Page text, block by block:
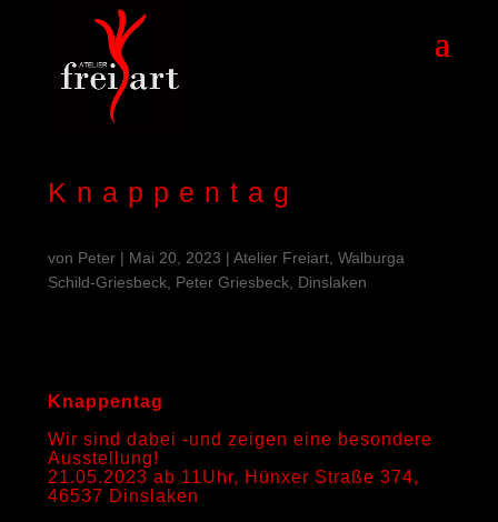
Knappentag
von Peter| Mai 20, 2023 | Atelier Freiart, Walburga
Schild-Griesbeck, Peter Griesbeck, Dinslaken
Knappentag
Wir sind dabei -und zeigen eine besondere
Ausstellung!
21.05.2023 ab 11Uhr, Hünxer Straße 374,
46537 Dinslaken